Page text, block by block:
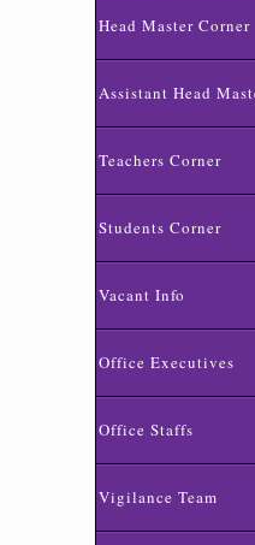
Head Master Corner
Assistant Head
Teachers Corner
Students Corner
Vacant Info
Office Executives
Office Staffs
Vigilance Team